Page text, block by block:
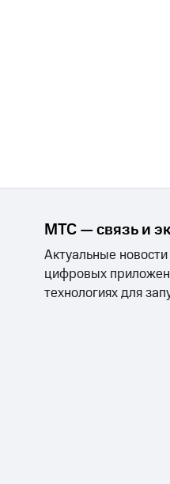
МТС — связь и
Актуальные
цифровых
технологиях для